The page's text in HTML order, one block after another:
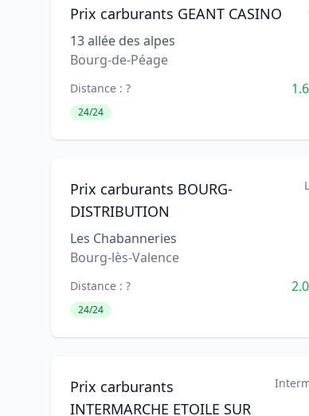
Prix carburants GEANT CASINO
13 allée des alpes
Bourg-de-Péage
Distance : ?
24/24
Prix carburants BOURG-
DISTRIBUTION
Les Chabanneries
Bourg-lès-Valence
Distance : ?
24/24
Prix carburants
INTERMARCHE ETOILE SUR